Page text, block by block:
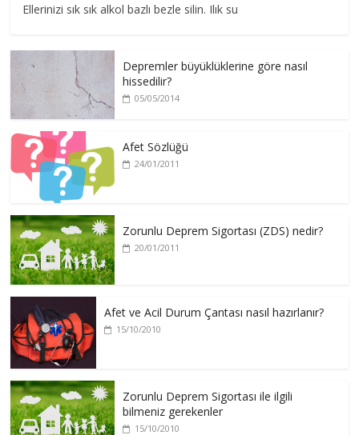
Ellerinizi sık sık alkol bazlı bezle silin. Ilık su
Depremler büyüklüklerine göre nasıl
hissedilir?
05/05/2014
Afet Sözlüğü
24/01/2011
Zorunlu Deprem Sigortası (ZDS) nedir?
20/01/2011
Afet ve Acil Durum Çantası nasıl hazırlanır?
15/10/2010
Zorunlu Deprem Sigortası ile ilgili
bilmeniz gerekenler
15/10/2010